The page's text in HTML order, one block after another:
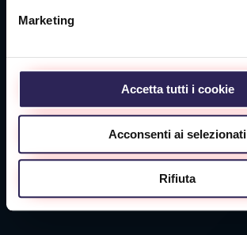
Marketing
Accetta tutti i cookie
Acconsenti ai selezionati
Rifiuta
54100 Massa (MS)
Tel. +39 0585 1886053
Sede Livorno
Via Verga, 26/28
Tel. +39 0586 425215